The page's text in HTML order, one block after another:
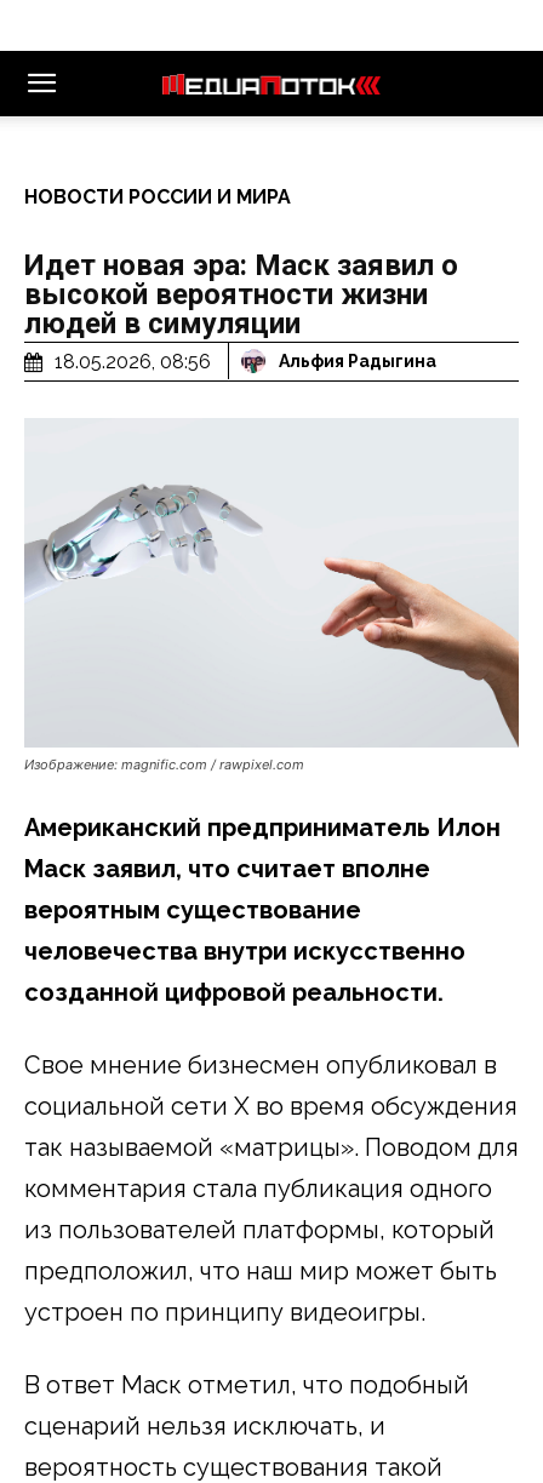
НОВОСТИ РОССИИ И МИРА
Идет новая эра: Маск заявил о
высокой вероятности жизни
людей в симуляции
18.05.2026, 08:56 Альфия Радыгина
Изображение: magnific.com / rawpixel.com
Американский предприниматель Илон
Маск заявил, что считает вполне
вероятным существование
человечества внутри искусственно
созданной цифровой реальности.
Свое мнение бизнесмен опубликовал в
социальной сети X во время обсуждения
так называемой «матрицы». Поводом для
комментария стала публикация одного
из пользователей платформы, который
предположил, что наш мир может быть
устроен по принципу видеоигры.
В ответ Маск отметил, что подобный
сценарий нельзя исключать, и
вероятность существования такой